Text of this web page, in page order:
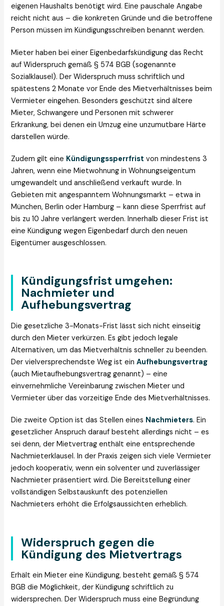
eigenen Haushalts benötigt wird. Eine pauschale Angabe
reicht nicht aus – die konkreten Gründe und die betroffene
Person müssen im Kündigungsschreiben benannt werden.
Mieter haben bei einer Eigenbedarfskündigung das Recht
auf Widerspruch gemäß § 574 BGB (sogenannte
Sozialklausel). Der Widerspruch muss schriftlich und
spätestens 2 Monate vor Ende des Mietverhältnisses beim
Vermieter eingehen. Besonders geschützt sind ältere
Mieter, Schwangere und Personen mit schwerer
Erkrankung, bei denen ein Umzug eine unzumutbare Härte
darstellen würde.
Zudem gilt eine Kündigungssperrfrist von mindestens 3
Jahren, wenn eine Mietwohnung in Wohnungseigentum
umgewandelt und anschließend verkauft wurde. In
Gebieten mit angespanntem Wohnungsmarkt – etwa in
München, Berlin oder Hamburg – kann diese Sperrfrist auf
bis zu 10 Jahre verlängert werden. Innerhalb dieser Frist ist
eine Kündigung wegen Eigenbedarf durch den neuen
Eigentümer ausgeschlossen.
Kündigungsfrist umgehen:
Nachmieter und
Aufhebungsvertrag
Die gesetzliche 3-Monats-Frist lässt sich nicht einseitig
durch den Mieter verkürzen. Es gibt jedoch legale
Alternativen, um das Mietverhältnis schneller zu beenden.
Der vielversprechendste Weg ist einAufhebungsvertrag
(auch Mietaufhebungsvertrag genannt) – eine
einvernehmliche Vereinbarung zwischen Mieter und
Vermieter über das vorzeitige Ende des Mietverhältnisses.
Die zweite Option ist das Stellen eines Nachmieters. Ein
gesetzlicher Anspruch darauf besteht allerdings nicht – es
sei denn, der Mietvertrag enthält eine entsprechende
Nachmieterklausel. In der Praxis zeigen sich viele Vermieter
jedoch kooperativ, wenn ein solventer und zuverlässiger
Nachmieter präsentiert wird. Die Bereitstellung einer
vollständigen Selbstauskunft des potenziellen
Nachmieters erhöht die Erfolgsaussichten erheblich.
Widerspruch gegen die
Kündigung des Mietvertrags
Erhält ein Mieter eine Kündigung, besteht gemäß § 574
BGB die Möglichkeit, der Kündigung schriftlich zu
widersprechen. Der Widerspruch muss eine Begründung